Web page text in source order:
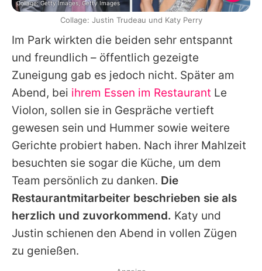
Im Park wirkten die beiden sehr entspannt
und freundlich – öffentlich gezeigte
Zuneigung gab es jedoch nicht. Später am
Abend, bei ihrem Essen im Restaurant Le
Violon, sollen sie in Gespräche vertieft
gewesen sein und Hummer sowie weitere
Gerichte probiert haben. Nach ihrer Mahlzeit
besuchten sie sogar die Küche, um dem
Team persönlich zu danken. Die
Restaurantmitarbeiter beschrieben sie als
herzlich und zuvorkommend. Katy und
Justin schienen den Abend in vollen Zügen
zu genießen.
Collage: Getty Images, Getty Images
Collage: Justin Trudeau und Katy Perry